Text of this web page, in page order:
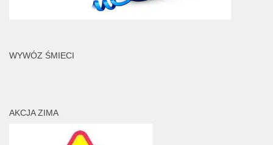
WYWÓZ ŚMIECI
AKCJA ZIMA